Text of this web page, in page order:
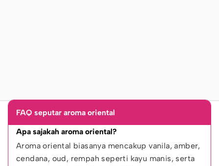
FAQ seputar aroma oriental
Apa sajakah aroma oriental?
Aroma oriental biasanya mencakup vanila, amber,
cendana, oud, rempah seperti kayu manis, serta